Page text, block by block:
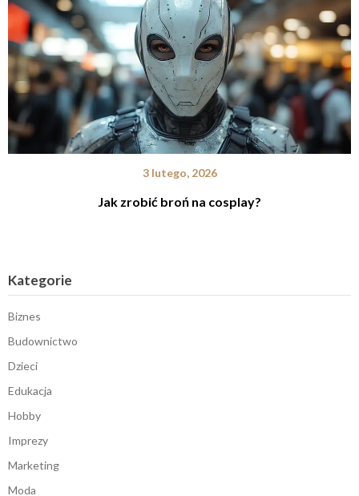
3 lutego, 2026
Jak zrobić broń na cosplay?
Kategorie
Biznes
Budownictwo
Dzieci
Edukacja
Hobby
Imprezy
Marketing
Moda